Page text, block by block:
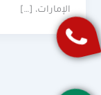
الإمارات، […]